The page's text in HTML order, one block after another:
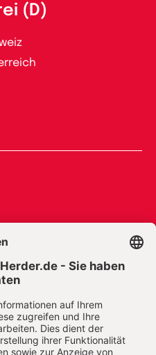
(D)
E-Books
Datenschutz
Barrierefreiheit